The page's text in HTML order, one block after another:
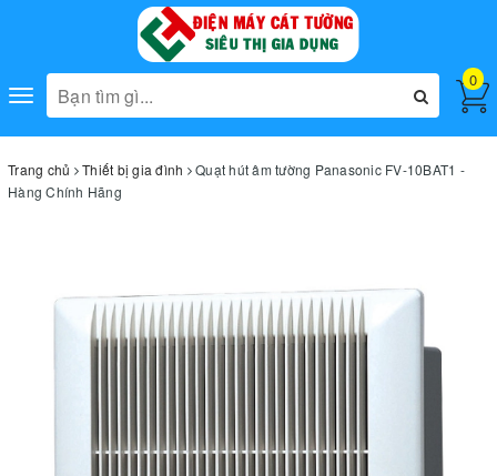
Toggle
navigation
0
Trang chủ Thiết bị gia đình
Quạt hút âm tường Panasonic FV-10BAT1 -
Hàng Chính Hãng